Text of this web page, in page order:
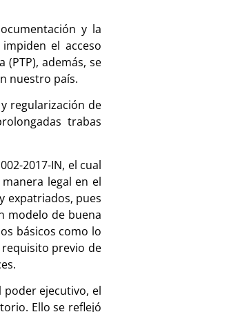
y la
el acceso
además, se
nuestro país.
regularización de
trabas
2017-IN, el cual
legal en el
expatriados, pues
modelo de buena
básicos como lo
previo de
ejecutivo, el
Ello se reflejó